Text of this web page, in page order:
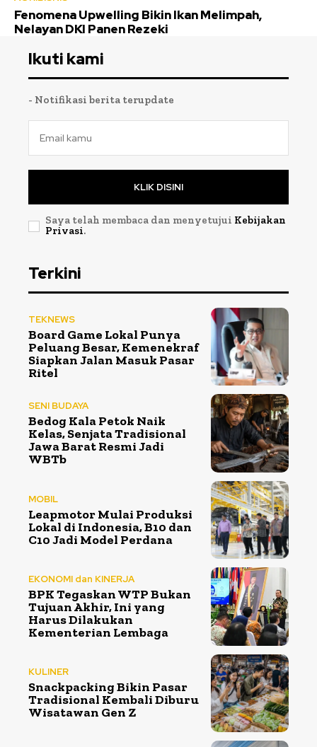
Fenomena Upwelling Bikin Ikan Melimpah,
Nelayan DKI Panen Rezeki
Ikuti kami
- Notifikasi berita terupdate
KLIK DISINI
Saya telah membaca dan menyetujui Kebijakan
Privasi.
Terkini
TEKNEWS
Board Game Lokal Punya
Peluang Besar, Kemenekraf
Siapkan Jalan Masuk Pasar
Ritel
SENI BUDAYA
Bedog Kala Petok Naik
Kelas, Senjata Tradisional
Jawa Barat Resmi Jadi
WBTb
MOBIL
Leapmotor Mulai Produksi
Lokal di Indonesia, B10 dan
C10 Jadi Model Perdana
EKONOMI dan KINERJA
BPK Tegaskan WTP Bukan
Tujuan Akhir, Ini yang
Harus Dilakukan
Kementerian Lembaga
KULINER
Snackpacking Bikin Pasar
Tradisional Kembali Diburu
Wisatawan Gen Z